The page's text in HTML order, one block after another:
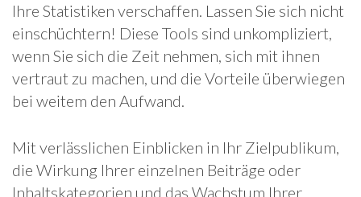
Ihre Statistiken verschaffen. Lassen Sie sich nicht
einschüchtern! Diese Tools sind unkompliziert,
wenn Sie sich die Zeit nehmen, sich mit ihnen
vertraut zu machen, und die Vorteile überwiegen
bei weitem den Aufwand.
Mit verlässlichen Einblicken in Ihr Zielpublikum,
die Wirkung Ihrer einzelnen Beiträge oder
Inhaltskategorien und das Wachstum Ihrer